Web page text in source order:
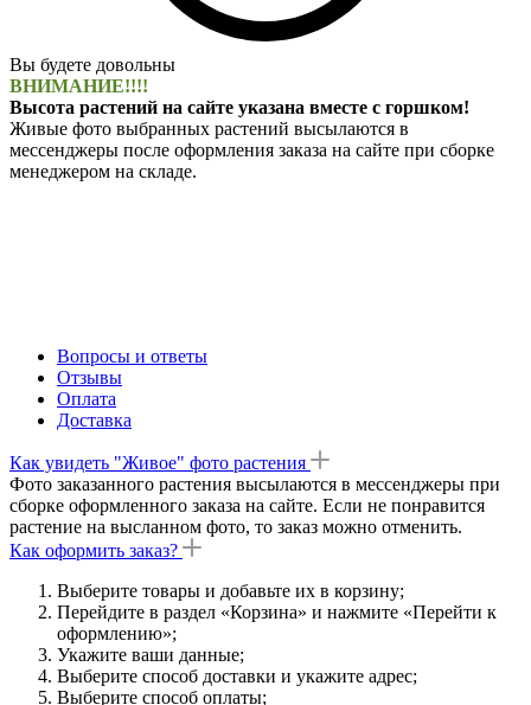
Вы будете довольны
ВНИМАНИЕ!!!!
Высота растений на сайте указана вместе с горшком!
Живые фото выбранных растений высылаются в
мессенджеры после оформления заказа на сайте при сборке
менеджером на складе.
Вопросы и ответы
Отзывы
Оплата
Доставка
Как увидеть "Живое" фото растения
Фото заказанного растения высылаются в мессенджеры при
сборке оформленного заказа на сайте. Если не понравится
растение на высланном фото, то заказ можно отменить.
Как оформить заказ?
Выберите товары и добавьте их в корзину;
Перейдите в раздел «Корзина» и нажмите «Перейти к
оформлению»;
Укажите ваши данные;
Выберите способ доставки и укажите адрес;
Выберите способ оплаты;